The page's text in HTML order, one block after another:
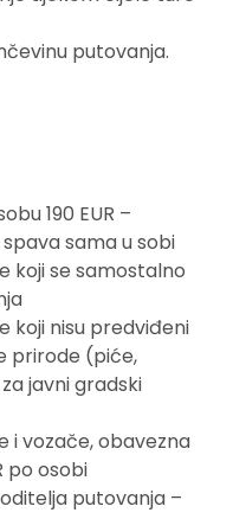
putovanja.
190 EUR –
sama u sobi
koji se samostalno
koji nisu predviđeni
prirode (piće,
javni gradski
i vozače, obavezna
po osobi
putovanja –